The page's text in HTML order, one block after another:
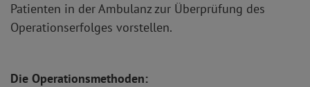
Patienten in der Ambulanz zur Überprüfung des
Operationserfolges vorstellen.
Die Operationsmethoden: